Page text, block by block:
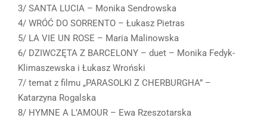
3/ SANTA LUCIA – Monika Sendrowska
4/ WRÓĆ DO SORRENTO – Łukasz Pietras
5/ LA VIE UN ROSE – Maria Malinowska
6/ DZIWCZĘTA Z BARCELONY – duet – Monika Fedyk-
Klimaszewska i Łukasz Wroński
7/ temat z filmu „PARASOLKI Z CHERBURGHA” –
Katarzyna Rogalska
8/ HYMNE A L’AMOUR – Ewa Rzeszotarska